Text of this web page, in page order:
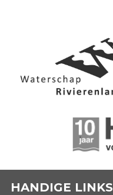
HANDIGE LINKS